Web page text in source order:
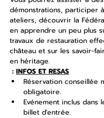
démonstrations, participer
ateliers, découvrir la
en apprendre un peu plus
travaux de restauration
château et sur les savoir-
en héritage.
: INFOS ET RESAS
Réservation conseillée
obligatoire.
Evénement inclus dans
billet d'entrée.